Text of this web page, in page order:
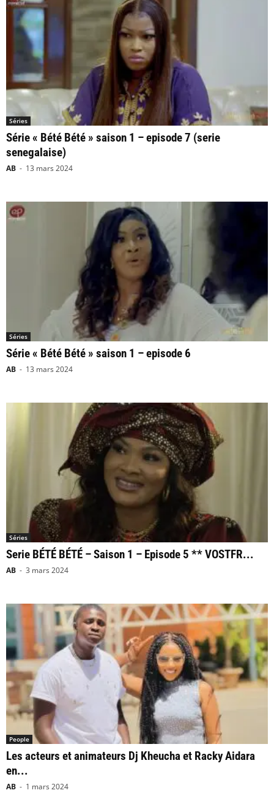
Séries
Série « Bété Bété » saison 1 – episode 7 (serie
senegalaise)
AB - 13 mars 2024
Séries
Série « Bété Bété » saison 1 – episode 6
AB - 13 mars 2024
Séries
Serie BÉTÉ BÉTÉ – Saison 1 – Episode 5 ** VOSTFR...
AB - 3 mars 2024
People
Les acteurs et animateurs Dj Kheucha et Racky Aidara
en...
AB - 1 mars 2024